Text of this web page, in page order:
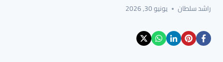
راشد سلطان يونيو 30, 2026